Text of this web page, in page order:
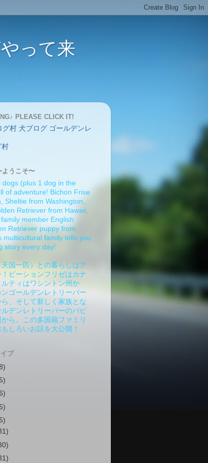
って来
PLEASE CLICK IT!
村
うこそ〜
dogs (plus 1 dog in the
of adventure! Bichon Frise
Sheltie from Washington,
Retriever from Hawaii,
member English
Retriever puppy from
multicultural family tells you
story every day!
天国一匹）との暮らしはア
！ビーションフリゼはカナ
ルティはワシントン州か
ゴールデンレトリーバー
、そして新しく家族とな
ルデンレトリーバーのパピ
ら。この多国籍ファミリ
しろいお話を大公開！
ブ